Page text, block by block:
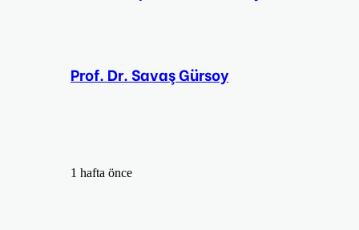
Prof. Dr. Savaş Gürsoy
1 hafta önce